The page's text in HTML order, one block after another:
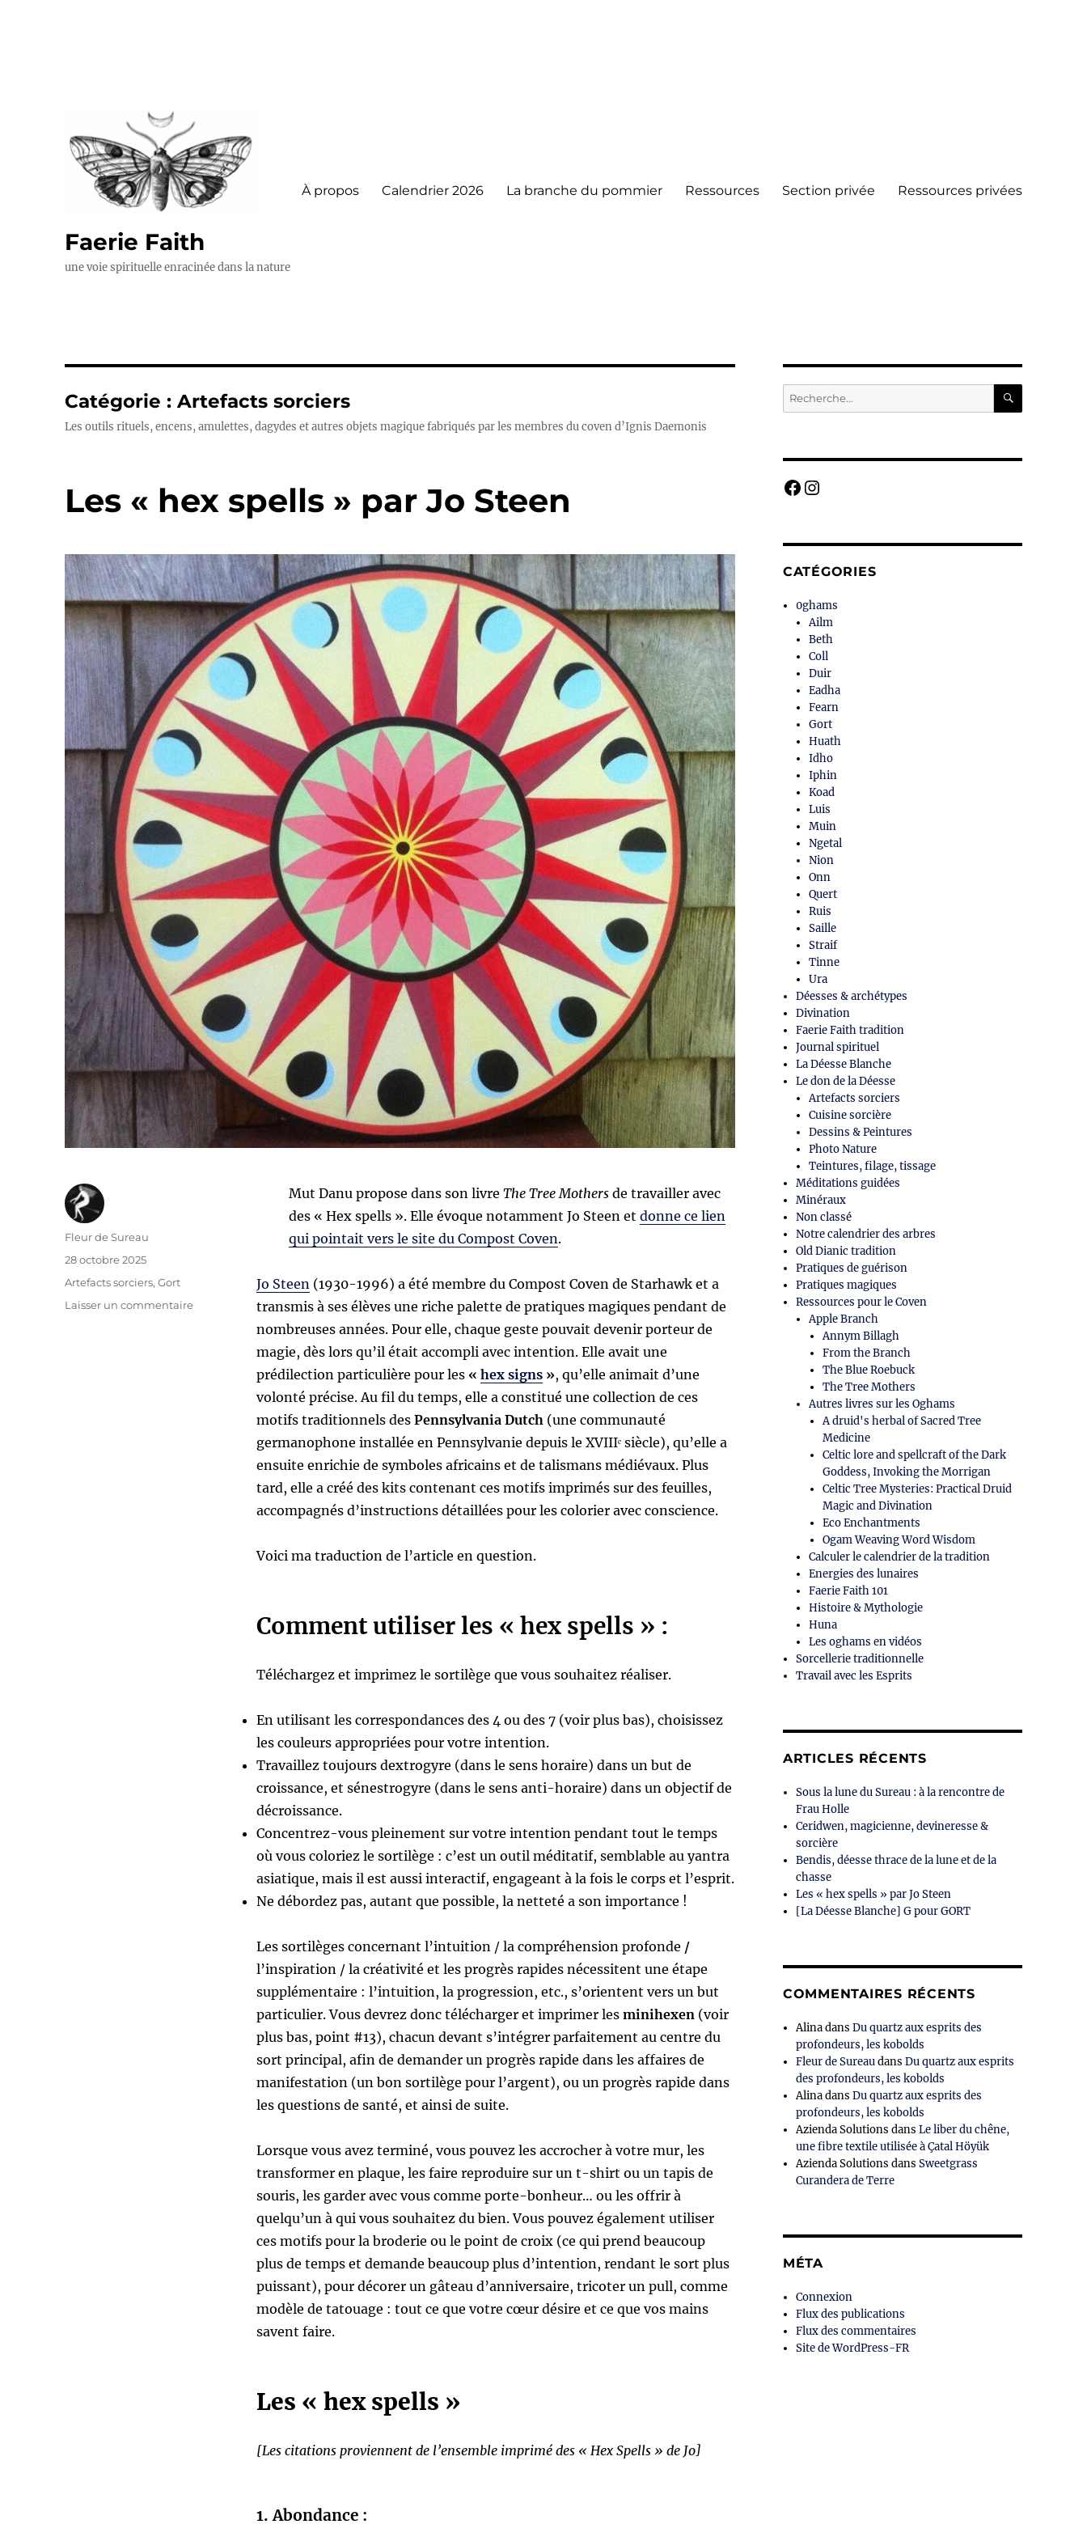
Faerie Faith
une voie spirituelle enracinée dans la nature
À propos Calendrier 2026 La branche du pommier Ressources Section privée Ressources privées
Catégorie :Artefacts sorciers
Les outils rituels, encens, amulettes, dagydes et autres objets magique fabriqués par les membres du coven d’Ignis Daemonis
Les « hex spells » par Jo Steen
Mut Danu propose dans son livre The Tree Mothersde travailler avec
des « Hex spells ». Elle évoque notamment Jo Steen et donne ce lien
qui pointait vers le site du Compost Coven.
Jo Steen(1930-1996) a été membre du Compost Coven de Starhawk et a
transmis à ses élèves une riche palette de pratiques magiques pendant de
nombreuses années. Pour elle, chaque geste pouvait devenir porteur de
magie, dès lors qu’il était accompli avec intention. Elle avait une
prédilection particulière pour les « hex signs», qu’elle animait d’une
volonté précise. Au fil du temps, elle a constitué une collection de ces
motifs traditionnels des Pennsylvania Dutch(une communauté
germanophone installée en Pennsylvanie depuis le XVIIIᵉ siècle), qu’elle a
ensuite enrichie de symboles africains et de talismans médiévaux. Plus
tard, elle a créé des kits contenant ces motifs imprimés sur des feuilles,
accompagnés d’instructions détaillées pour les colorier avec conscience.
Voici ma traduction de l’article en question.
Comment utiliser les « hex spells » :
Téléchargez et imprimez le sortilège que vous souhaitez réaliser.
En utilisant les correspondances des 4 ou des 7 (voir plus bas), choisissez
les couleurs appropriées pour votre intention.
Travaillez toujours dextrogyre (dans le sens horaire) dans un but de
croissance, et sénestrogyre (dans le sens anti-horaire) dans un objectif de
décroissance.
Concentrez-vous pleinement sur votre intention pendant tout le temps
où vous coloriez le sortilège : c’est un outil méditatif, semblable au yantra
asiatique, mais il est aussi interactif, engageant à la fois le corps et l’esprit.
Ne débordez pas, autant que possible, la netteté a son importance !
Les sortilèges concernant l’intuition / la compréhension profonde /
l’inspiration / la créativité et les progrès rapides nécessitent une étape
supplémentaire : l’intuition, la progression, etc., s’orientent vers un but
particulier. Vous devrez donc télécharger et imprimer les minihexen(voir
plus bas, point #13), chacun devant s’intégrer parfaitement au centre du
sort principal, afin de demander un progrès rapide dans les affaires de
manifestation (un bon sortilège pour l’argent), ou un progrès rapide dans
les questions de santé, et ainsi de suite.
Lorsque vous avez terminé, vous pouvez les accrocher à votre mur, les
transformer en plaque, les faire reproduire sur un t-shirt ou un tapis de
souris, les garder avec vous comme porte-bonheur… ou les offrir à
quelqu’un à qui vous souhaitez du bien. Vous pouvez également utiliser
ces motifs pour la broderie ou le point de croix (ce qui prend beaucoup
plus de temps et demande beaucoup plus d’intention, rendant le sort plus
puissant), pour décorer un gâteau d’anniversaire, tricoter un pull, comme
modèle de tatouage : tout ce que votre cœur désire et ce que vos mains
savent faire.
Les « hex spells »
[Les citations proviennent de l’ensemble imprimé des « Hex Spells » de Jo]
1. Abondance :
Auteur
Fleur de Sureau
Publié
le
28 octobre 2025
Catégories
Artefacts sorciers,Gort
Laisser un commentairesur
Recherche
pour :
Facebook
Instagram
CATÉGORIES
0ghams
Ailm
Beth
Coll
Duir
Eadha
Fearn
Gort
Huath
Idho
Iphin
Koad
Luis
Muin
Ngetal
Nion
Onn
Quert
Ruis
Saille
Straif
Tinne
Ura
Déesses & archétypes
Divination
Faerie Faith tradition
Journal spirituel
La Déesse Blanche
Le don de la Déesse
Artefacts sorciers
Cuisine sorcière
Dessins & Peintures
Photo Nature
Teintures, filage, tissage
Méditations guidées
Minéraux
Non classé
Notre calendrier des arbres
Old Dianic tradition
Pratiques de guérison
Pratiques magiques
Ressources pour le Coven
Apple Branch
Annym Billagh
From the Branch
The Blue Roebuck
The Tree Mothers
Autres livres sur les Oghams
A druid's herbal of Sacred Tree
Medicine
Celtic lore and spellcraft of the Dark
Goddess, Invoking the Morrigan
Celtic Tree Mysteries: Practical Druid
Magic and Divination
Eco Enchantments
Ogam Weaving Word Wisdom
Calculer le calendrier de la tradition
Energies des lunaires
Faerie Faith 101
Histoire & Mythologie
Huna
Les oghams en vidéos
Sorcellerie traditionnelle
Travail avec les Esprits
ARTICLES RÉCENTS
Sous la lune du Sureau : à la rencontre de
Frau Holle
Ceridwen, magicienne, devineresse &
sorcière
Bendis, déesse thrace de la lune et de la
chasse
Les « hex spells » par Jo Steen
[La Déesse Blanche] G pour GORT
COMMENTAIRES RÉCENTS
AlinadansDu quartz aux esprits des
profondeurs, les kobolds
Fleur de SureaudansDu quartz aux esprits
des profondeurs, les kobolds
AlinadansDu quartz aux esprits des
profondeurs, les kobolds
Azienda Solutions dansLe liber du chêne,
une fibre textile utilisée à Çatal Höyük
Azienda Solutions dansSweetgrass
Curandera de Terre
MÉTA
Connexion
Flux des publications
Flux des commentaires
Site de WordPress-FR